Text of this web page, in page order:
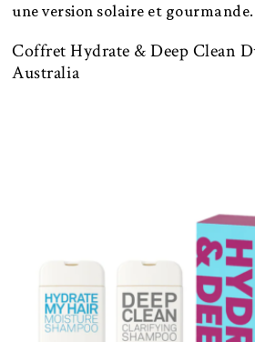
une version solaire et gourmande.
Coffret Hydrate & Deep Clean
Australia